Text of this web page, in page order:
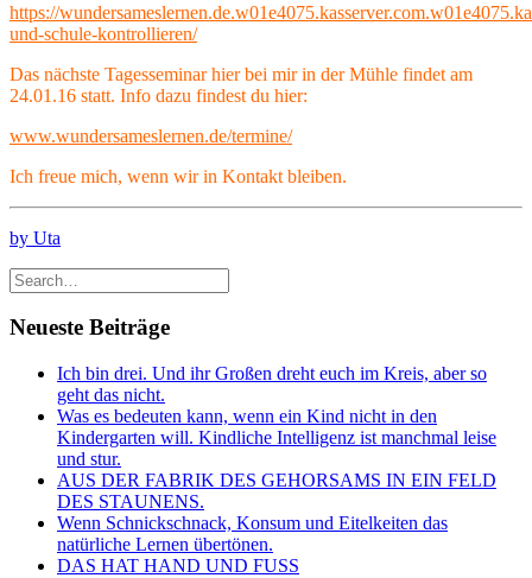
https://
und-schule-kontrollieren/
Das nächste Tagesseminar hier bei mir in der Mühle findet am
24.01.16 statt. Info dazu findest du hier:
www.wundersameslernen.de/termine/
Ich freue mich, wenn wir in Kontakt bleiben.
by Uta
Neueste Beiträge
Ich bin drei. Und ihr Großen dreht euch im Kreis, aber so
geht das nicht.
Was es bedeuten kann, wenn ein Kind nicht in den
Kindergarten will. Kindliche Intelligenz ist manchmal leise
und stur.
AUS DER FABRIK DES GEHORSAMS IN EIN FELD
DES STAUNENS.
Wenn Schnickschnack, Konsum und Eitelkeiten das
natürliche Lernen übertönen.
DAS HAT HAND UND FUSS